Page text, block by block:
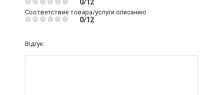
0/12
Соответствие товара/услуги описанию
0/12
Відгук: